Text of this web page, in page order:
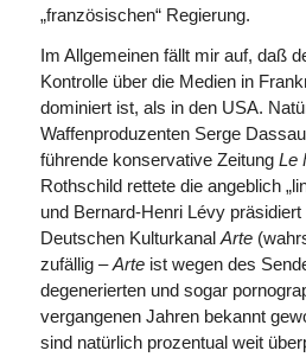
„französischen“ Regierung.
Im Allgemeinen fällt mir auf, daß
Kontrolle über die Medien in
dominiert ist, als in den USA.
Waffenproduzenten Serge
führende konservative Zeitung Le
Rothschild rettete die angeblich
und Bernard-Henri Lévy
Deutschen Kulturkanal Arte
zufällig –Arteist wegen des
degenerierten und sogar
vergangenen Jahren bekannt
sind natürlich prozentual weit